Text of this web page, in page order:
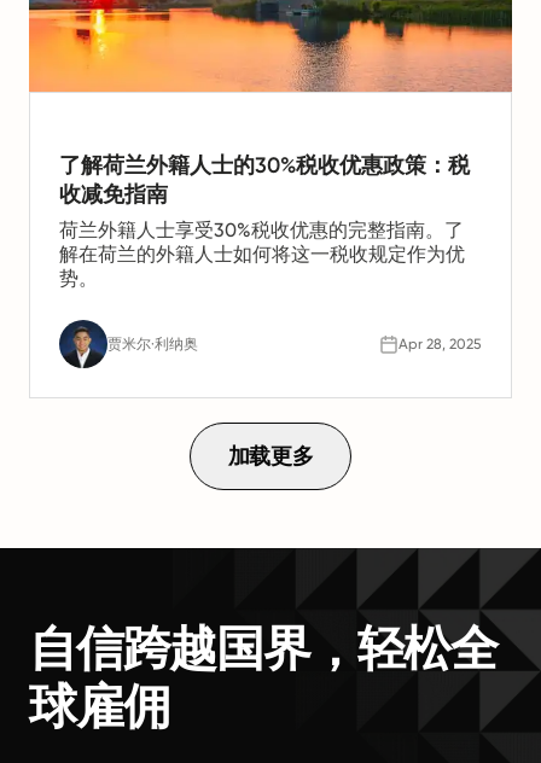
了解荷兰外籍人士的30%税收优惠政策：税
收减免指南
荷兰外籍人士享受30%税收优惠的完整指南。了
解在荷兰的外籍人士如何将这一税收规定作为优
势。
贾米尔·利纳奥 Apr 28, 2025
加载更多
自信跨越国界，轻松全
球雇佣